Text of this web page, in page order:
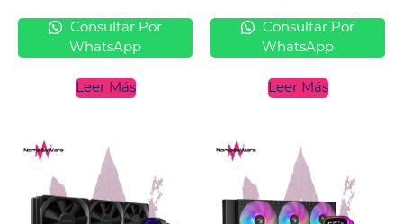
Consultar Por
WhatsApp
Leer Más
Consultar Por
WhatsApp
Leer Más